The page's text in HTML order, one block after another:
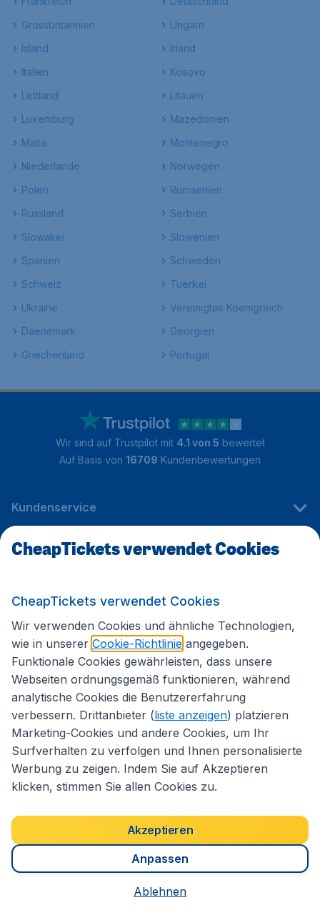
Grossbritannien
Ungarn
Island
Irland
Italien
Kosovo
Lettland
Litauen
Luxemburg
Mazedonien
Malta
Montenegro
Niederlande
Norwegen
Polen
Rumaenien
Russland
Serbien
Slowakei
Slowenien
Spanien
Schweden
Schweiz
Tuerkei
Ukraine
Vereinigtes Koenigreich
Daenemark
Georgien
Griechenland
Portugal
Wir sind auf Trustpilot mit 4.1 von 5 bewertet
Auf Basis von 16709 Kundenbewertungen
Kundenservice
CheapTickets.de
Internationale Webseiten
Folgen Sie uns:
Erklärung zur Zugänglichkeit
Allgemeine Geschäftsbedingungen
Haftungsausschluss
Copyright © 2026
CheapTickets verwendet Cookies
CheapTickets verwendet Cookies
Wir verwenden Cookies und ähnliche Technologien,
wie in unserer Cookie-Richtlinie angegeben.
Funktionale Cookies gewährleisten, dass unsere
Webseiten ordnungsgemäß funktionieren, während
analytische Cookies die Benutzererfahrung
verbessern. Drittanbieter (liste anzeigen) platzieren
Marketing-Cookies und andere Cookies, um Ihr
Surfverhalten zu verfolgen und Ihnen personalisierte
Werbung zu zeigen. Indem Sie auf Akzeptieren
klicken, stimmen Sie allen Cookies zu.
Akzeptieren
Anpassen
Ablehnen